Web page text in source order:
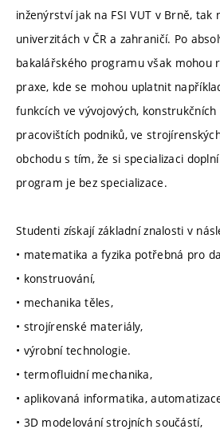
inženýrství jak na FSI VUT v Brně, tak
univerzitách v ČR a zahraničí. Po
bakalářského programu však mohou
praxe, kde se mohou uplatnit
funkcích ve vývojových,
pracovištích podniků, ve
obchodu s tím, že si specializaci
program je bez specializace.
Studenti získají základní znalosti v
• matematika a fyzika potřebná pro
• konstruování,
• mechanika těles,
• strojírenské materiály,
• výrobní technologie.
• termofluidní mechanika,
• aplikovaná informatika,
• 3D modelování strojních součástí,